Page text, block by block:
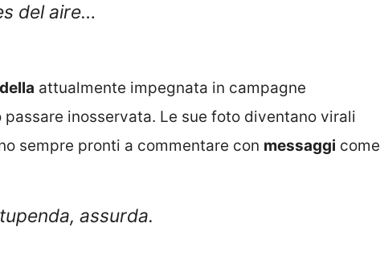
del aire…
attualmente impegnata in campagne
inosservata. Le sue foto diventano virali
sempre pronti a commentare con messaggi come
assurda.